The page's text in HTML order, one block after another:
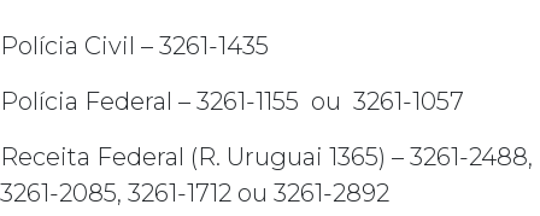
Polícia Civil – 3261-1435
Polícia Federal – 3261-1155 ou 3261-1057
Receita Federal (R. Uruguai 1365) – 3261-2488,
3261-2085, 3261-1712 ou 3261-2892